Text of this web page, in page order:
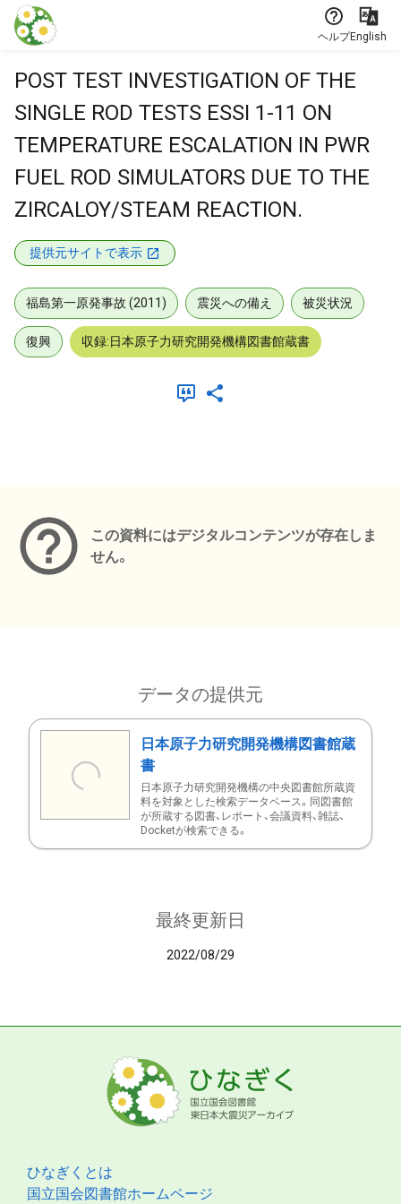
本文に飛ぶ
ヘルプEnglish
POST TEST INVESTIGATION OF THE
SINGLE ROD TESTS ESSI 1-11 ON
TEMPERATURE ESCALATION IN PWR
FUEL ROD SIMULATORS DUE TO THE
ZIRCALOY/STEAM REACTION.
提供元サイトで表示
福島第一原発事故 (2011) 震災への備え 被災状況
復興 収録:日本原子力研究開発機構図書館蔵書
この資料にはデジタルコンテンツが存在しま
せん。
データの提供元
日本原子力研究開発機構図書館蔵
書
日本原子力研究開発機構の中央図書館所蔵資
料を対象とした検索データベース。同図書館
が所蔵する図書、レポート、会議資料、雑誌、
Docketが検索できる。
最終更新日
2022/08/29
ひなぎくとは
国立国会図書館ホームページ